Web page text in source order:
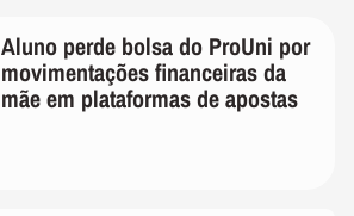
Aluno perde bolsa do ProUni por
movimentações financeiras da
mãe em plataformas de apostas